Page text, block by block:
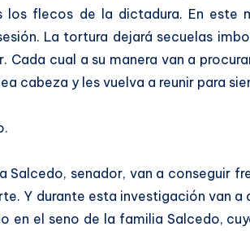
flecos de la dictadura. En este
La tortura dejará secuelas
cual a su manera van a
cabeza y les vuelva a reunir para
senador, van a conseguir
Y durante esta investigación van
el seno de la familia Salcedo,